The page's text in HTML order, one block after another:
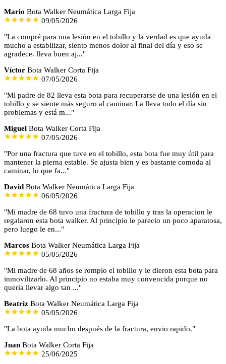
Mario Bota Walker Neumática Larga Fija
09/05/2026
"La compré para una lesión en el tobillo y la verdad es que ayuda
mucho a estabilizar, siento menos dolor al final del día y eso se
agradece. lleva buen aj..."
Víctor Bota Walker Corta Fija
07/05/2026
"Mi padre de 82 lleva esta bota para recuperarse de una lesión en el
tobillo y se siente más seguro al caminar. La lleva todo el día sin
problemas y está m..."
Miguel Bota Walker Corta Fija
07/05/2026
"Por una fractura que tuve en el tobillo, esta bota fue muy útil para
mantener la pierna estable. Se ajusta bien y es bastante comoda al
caminar, lo que fa..."
David Bota Walker Neumática Larga Fija
06/05/2026
"Mi madre de 68 tuvo una fractura de tobillo y tras la operacion le
regalaron esta bota walker. Al principio le parecio un poco aparatosa,
pero luego le en..."
Marcos Bota Walker Neumática Larga Fija
05/05/2026
"Mi madre de 68 años se rompio el tobillo y le dieron esta bota para
inmovilizarlo. Al principio no estaba muy convencida porque no
queria llevar algo tan ..."
Beatriz Bota Walker Neumática Larga Fija
05/05/2026
"La bota ayuda mucho después de la fractura, envio rapido."
Juan Bota Walker Corta Fija
25/06/2025